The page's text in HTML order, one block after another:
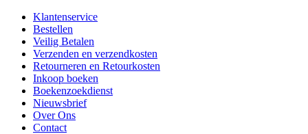
Klantenservice
Bestellen
Veilig Betalen
Verzenden en verzendkosten
Retourneren en Retourkosten
Inkoop boeken
Boekenzoekdienst
Nieuwsbrief
Over Ons
Contact